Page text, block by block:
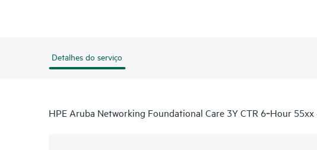
Detalhes do serviço
HPE Aruba Networking Foundational Care 3Y CTR 6‑Hour 55xx